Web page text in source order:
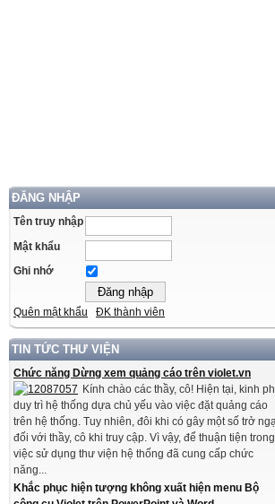
ĐĂNG NHẬP
Tên truy nhập
Mật khẩu
Ghi nhớ
Quên mật khẩu ĐK thành viên
TIN TỨC THƯ VIỆN
Chức năng Dừng xem quảng cáo trên violet.vn
Kính chào các thầy, cô! Hiện tại, kinh
duy trì hệ thống dựa chủ yếu vào việc đặt quảng cáo
trên hệ thống. Tuy nhiên, đôi khi có gây một số trở
đối với thầy, cô khi truy cập. Vì vậy, để thuận tiện trong
việc sử dụng thư viện hệ thống đã cung cấp chức
năng...
Khắc phục hiện tượng không xuất hiện menu Bộ